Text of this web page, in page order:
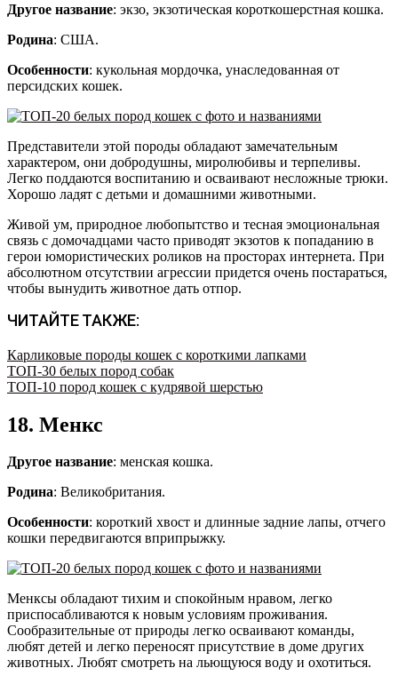
Другое название: экзо, экзотическая короткошерстная кошка.
Родина: США.
Особенности: кукольная мордочка, унаследованная от
персидских кошек.
Представители этой породы обладают замечательным
характером, они добродушны, миролюбивы и терпеливы.
Легко поддаются воспитанию и осваивают несложные трюки.
Хорошо ладят с детьми и домашними животными.
Живой ум, природное любопытство и тесная эмоциональная
связь с домочадцами часто приводят экзотов к попаданию в
герои юмористических роликов на просторах интернета. При
абсолютном отсутствии агрессии придется очень постараться,
чтобы вынудить животное дать отпор.
ЧИТАЙТЕ ТАКЖЕ:
Карликовые породы кошек с короткими лапками
ТОП-30 белых пород собак
ТОП-10 пород кошек с кудрявой шерстью
18. Менкс
Другое название: менская кошка.
Родина: Великобритания.
Особенности: короткий хвост и длинные задние лапы, отчего
кошки передвигаются вприпрыжку.
Менксы обладают тихим и спокойным нравом, легко
приспосабливаются к новым условиям проживания.
Сообразительные от природы легко осваивают команды,
любят детей и легко переносят присутствие в доме других
животных. Любят смотреть на льющуюся воду и охотиться.